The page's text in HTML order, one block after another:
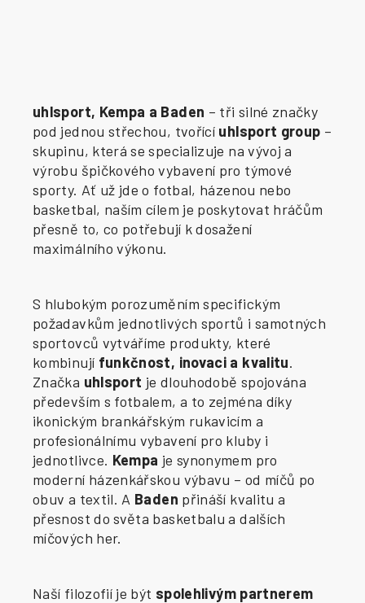
uhlsport, Kempa a Baden – tři silné značky
pod jednou střechou, tvořící uhlsport group –
skupinu, která se specializuje na vývoj a
výrobu špičkového vybavení pro týmové
sporty. Ať už jde o fotbal, házenou nebo
basketbal, naším cílem je poskytovat hráčům
přesně to, co potřebují k dosažení
maximálního výkonu.
S hlubokým porozuměním specifickým
požadavkům jednotlivých sportů i samotných
sportovců vytváříme produkty, které
kombinují funkčnost, inovaci a kvalitu.
Značka uhlsport je dlouhodobě spojována
především s fotbalem, a to zejména díky
ikonickým brankářským rukavicím a
profesionálnímu vybavení pro kluby i
jednotlivce. Kempa je synonymem pro
moderní házenkářskou výbavu – od míčů po
obuv a textil. A Baden přináší kvalitu a
přesnost do světa basketbalu a dalších
míčových her.
Naší filozofií je být spolehlivým partnerem